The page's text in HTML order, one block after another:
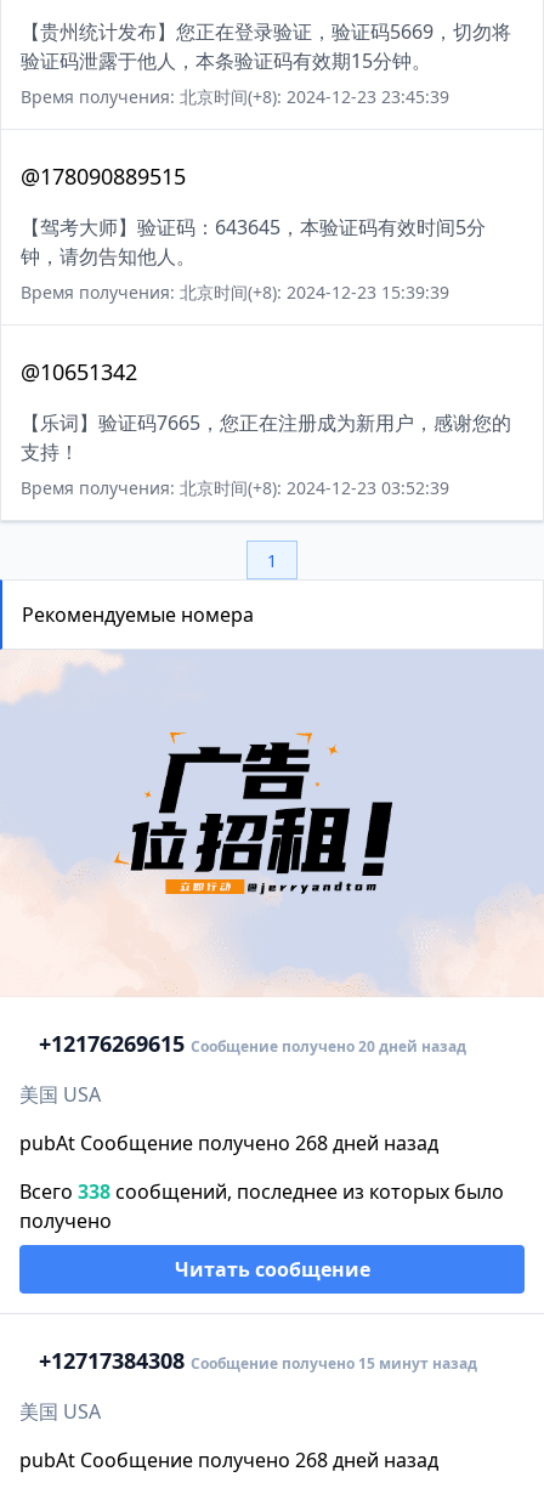
【贵州统计发布】您正在登录验证，验证码5669，切勿将
验证码泄露于他人，本条验证码有效期15分钟。
Время получения: 北京时间(+8): 2024-12-23 23:45:39
@178090889515
【驾考大师】验证码：643645，本验证码有效时间5分
钟，请勿告知他人。
Время получения: 北京时间(+8): 2024-12-23 15:39:39
@10651342
【乐词】验证码7665，您正在注册成为新用户，感谢您的
支持！
Время получения: 北京时间(+8): 2024-12-23 03:52:39
1
Рекомендуемые номера
+12176269615 Сообщение получено 20 дней назад
美国 USA
pubAt Сообщение получено 268 дней назад
Всего 338сообщений, последнее из которых было
получено
Читать сообщение
+12717384308 Сообщение получено 15 минут назад
美国 USA
pubAt Сообщение получено 268 дней назад